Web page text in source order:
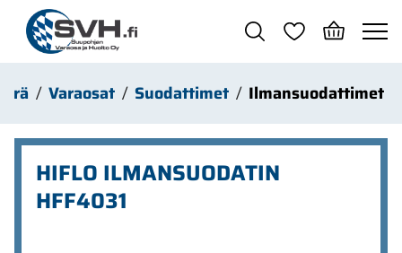
Siirry pääsisältöön
Varaosat Suodattimet Ilmansuodattimet
HIFLO ILMANSUODATIN
HFF4031